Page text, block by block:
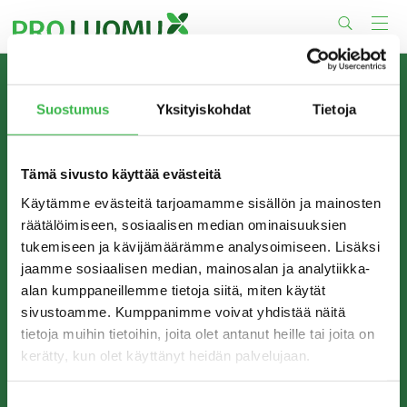
Suostumus Yksityiskohdat Tietoja
Tämä sivusto käyttää evästeitä
Käytämme evästeitä tarjoamamme sisällön ja mainosten
räätälöimiseen, sosiaalisen median ominaisuuksien
tukemiseen ja kävijämäärämme analysoimiseen. Lisäksi
jaamme sosiaalisen median, mainosalan ja analytiikka-
alan kumppaneillemme tietoja siitä, miten käytät
sivustoamme. Kumppanimme voivat yhdistää näitä
tietoja muihin tietoihin, joita olet antanut heille tai joita on
kerätty, kun olet käyttänyt heidän palvelujaan.
to
content
TIETOA MEISTÄ
Pro Luomu on luomualan yhteistyöorganisaatio, joka